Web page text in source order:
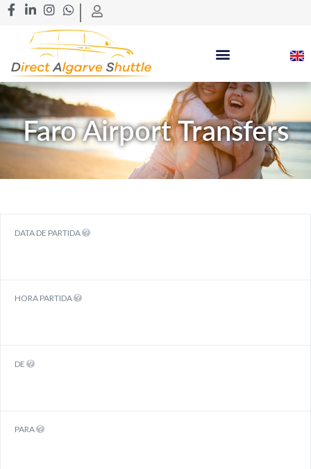
Faro Airport Transfers
DATA DE PARTIDA
HORA PARTIDA
DE
PARA